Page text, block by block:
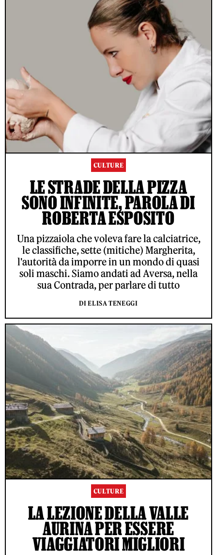
CULTURE
LE STRADE DELLA PIZZA
SONO INFINITE, PAROLA DI
ROBERTA ESPOSITO
Una pizzaiola che voleva fare la calciatrice,
le classifiche, sette (mitiche) Margherita,
l'autorità da imporre in un mondo di quasi
soli maschi. Siamo andati ad Aversa, nella
sua Contrada, per parlare di tutto
DI ELISA TENEGGI
CULTURE
LA LEZIONE DELLA VALLE
AURINA PER ESSERE
VIAGGIATORI MIGLIORI